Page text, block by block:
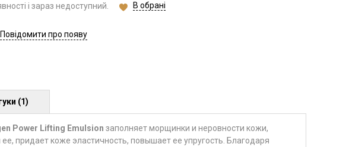
і зараз недоступний. В обрані
Повідомити про появу
Power Lifting Emulsion заполняет морщинки и неровности кожи,
придает коже эластичность, повышает ее упругость. Благодаря
(1)